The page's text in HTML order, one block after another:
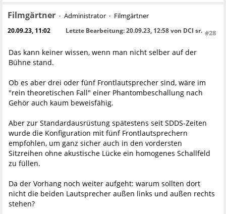
Filmgärtner Administrator Filmgärtner
20.09.23, 11:02 #28
Letzte Bearbeitung: 20.09.23, 12:58 von DCI sr.
Das kann keiner wissen, wenn man nicht selber auf der
Bühne stand.
Ob es aber drei oder fünf Frontlautsprecher sind, wäre im
"rein theoretischen Fall" einer Phantombeschallung nach
Gehör auch kaum beweisfähig.
Aber zur Standardausrüstung spätestens seit SDDS-Zeiten
wurde die Konfiguration mit fünf Frontlautsprechern
empfohlen, um ganz sicher auch in den vordersten
Sitzreihen ohne akustische Lücke ein homogenes Schallfeld
zu füllen.
Da der Vorhang noch weiter aufgeht: warum sollten dort
nicht die beiden Lautsprecher außen links und außen rechts
stehen?